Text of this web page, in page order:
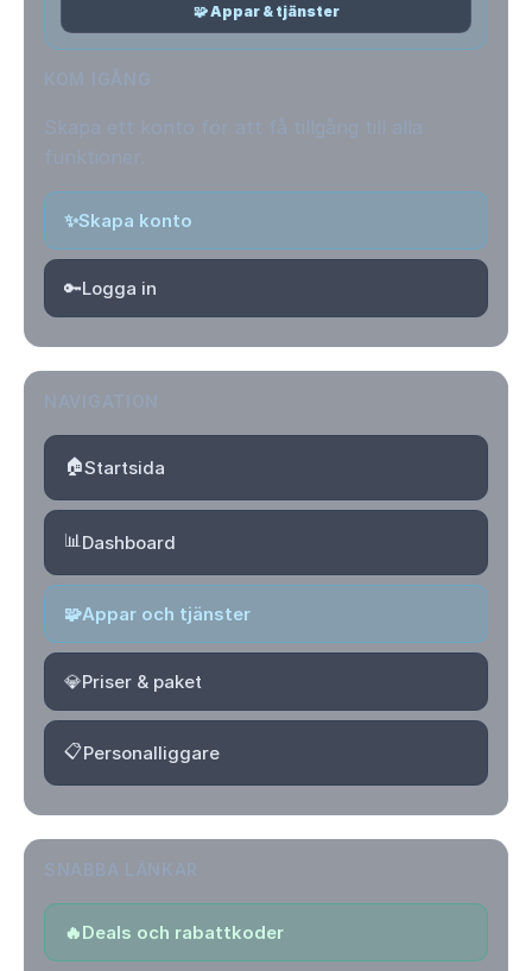
🧩 Appar & tjänster
✨Skapa konto
🔑Logga in
🏠Startsida
📊Dashboard
🧩Appar och tjänster
💎Priser & paket
📋Personalliggare
🔥Deals och rabattkoder